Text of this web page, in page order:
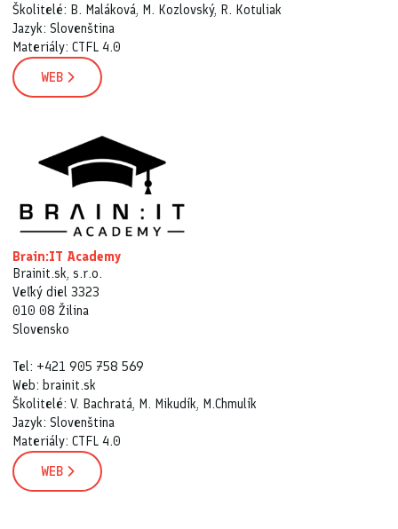
Školitelé: B. Maláková, M. Kozlovský, R. Kotuliak
Jazyk: Slovenština
Materiály: CTFL 4.0
WEB
Brain:IT Academy
Brainit.sk, s.r.o.
Veľký diel 3323
010 08 Žilina
Slovensko
Tel: +421 905 758 569
Web: brainit.sk
Školitelé: V. Bachratá, M. Mikudík, M.Chmulík
Jazyk: Slovenština
Materiály: CTFL 4.0
WEB